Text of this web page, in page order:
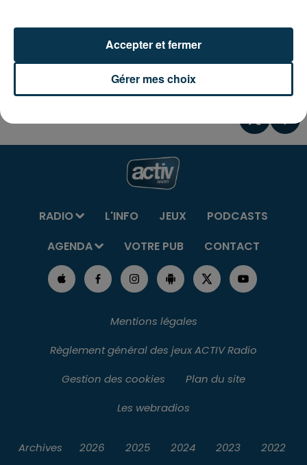
www.nervieux.fr
RADIO L'INFO JEUX
PODCASTS
AGENDA
VOTRE PUB CONTACT
Mentions légales
Règlement général des jeux ACTIV Radio
Gestion des cookies
Plan du site
Les webradios
Archives 2026 2025 2024 2023 2022
Gérer mes choix
Accepter et fermer